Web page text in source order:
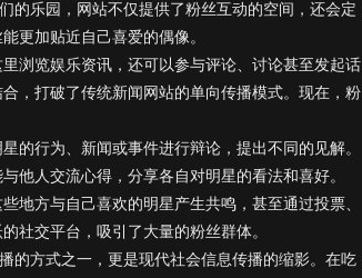
的乐园，网站不仅提供了粉丝互动的空间，还会定
更加贴近自己喜爱的偶像。
浏览娱乐资讯，还可以参与评论、讨论甚至发起话
，打破了传统新闻网站的单向传播模式。现在，粉
的行为、新闻或事件进行辩论，提出不同的见解。
他人交流心得，分享各自对明星的看法和喜好。
地方与自己喜欢的明星产生共鸣，甚至通过投票、
社交平台，吸引了大量的粉丝群体。
的方式之一，更是现代社会信息传播的缩影。在吃